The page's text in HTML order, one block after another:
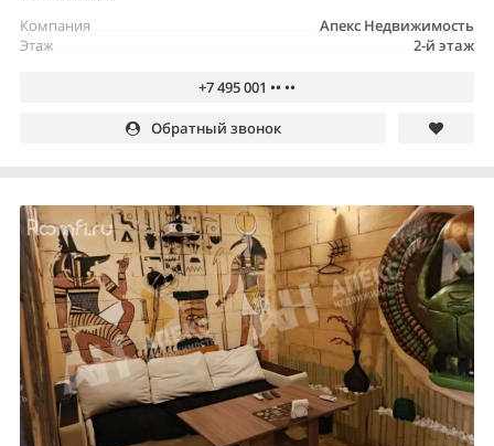
Апекс Недвижимость
Компания
2-й этаж
Этаж
+7 495 001 •• ••
Обратный звонок